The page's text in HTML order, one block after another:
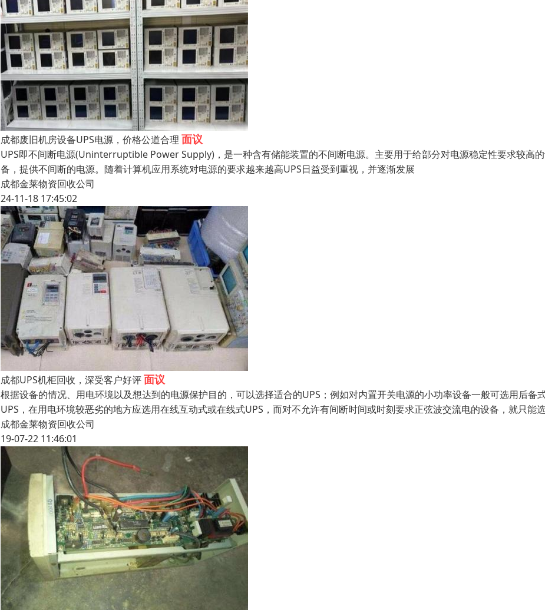
成都废旧机房设备UPS电源，价格公道合理 面议
UPS即不间断电源(Uninterruptible Power Supply)，是一种含有储能装置的不间断电源。主要用于给部分对电源稳定性要求较高
备，提供不间断的电源。随着计算机应用系统对电源的要求越来越高UPS日益受到重视，并逐渐发展
成都金莱物资回收公司
24-11-18 17:45:02
成都UPS机柜回收，深受客户好评面议
根据设备的情况、用电环境以及想达到的电源保护目的，可以选择适合的UPS；例如对内置开关电源的小功率设备一般可选用后备
UPS，在用电环境较恶劣的地方应选用在线互动式或在线式UPS，而对不允许有间断时间或时刻要求正弦波交流电的设备，就只能
成都金莱物资回收公司
19-07-22 11:46:01